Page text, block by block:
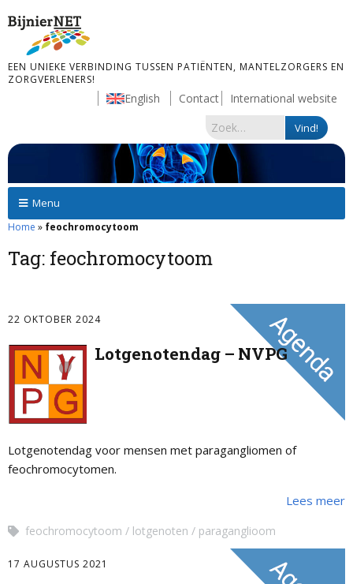
EEN UNIEKE VERBINDING TUSSEN PATIËNTEN, MANTELZORGERS EN
ZORGVERLENERS!
English Contact International website
Menu
Home » feochromocytoom
Tag: feochromocytoom
22 OKTOBER 2024
Lotgenotendag – NVPG
Lotgenotendag voor mensen met paragangliomen of
feochromocytomen.
Lees meer
feochromocytoom lotgenoten paraganglioom
17 AUGUSTUS 2021